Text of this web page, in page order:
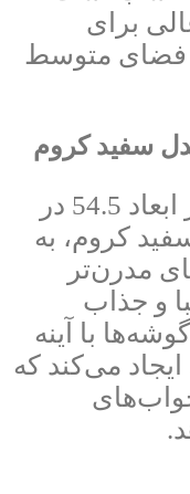
برای
فضای متوسط
سفید کروم
قاب آینه الماس متوسط در ابعاد 54.5 در
سفید کروم، به
مدرن‌تر
و جذاب
با آینه
می‌کند که